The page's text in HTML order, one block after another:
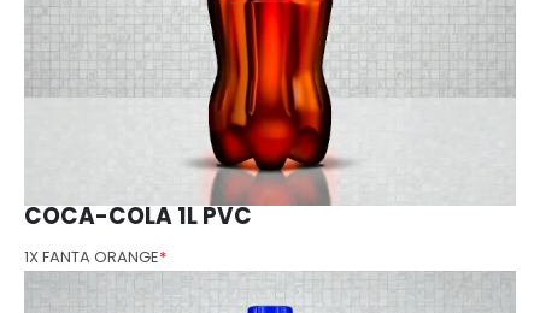
COCA-COLA 1L PVC
*
1X FANTA ORANGE